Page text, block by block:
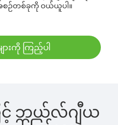
စဉ်တစ်ခုကို ဝယ်ယူပါ။
ားကို ကြည့်ပါ
ြင့် ဘယ်လ်ဂျီယ